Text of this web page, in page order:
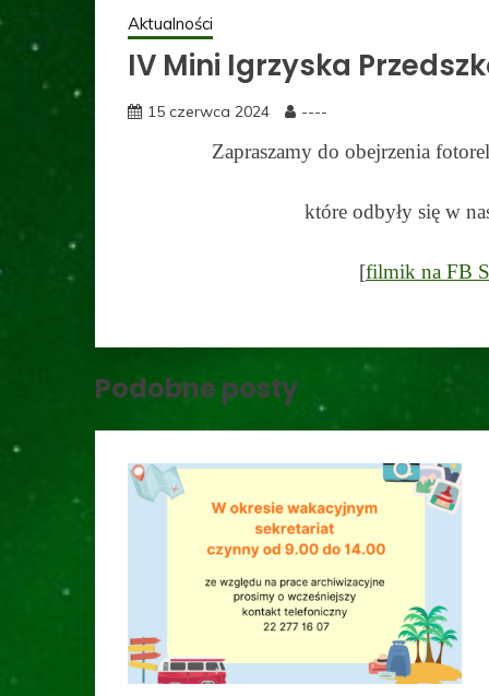
Aktualności
IV Mini Igrzyska
15 czerwca 2024 ----
Zapraszamy do obejrzenia
które odbyły się w
[filmik na FB
Podobne posty